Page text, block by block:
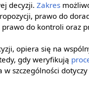
decyzji. Zakres
prawo do
do kontroli oraz
opiera się na
gdy weryfikują
szczególności